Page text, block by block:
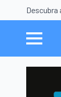
Descubra